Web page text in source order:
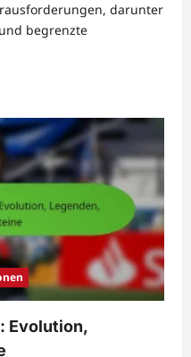
darunter
begrenzte
Evolution,